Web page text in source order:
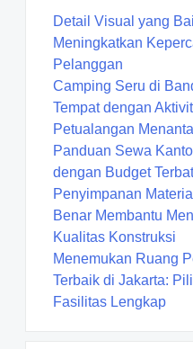
Detail Visual yang
Meningkatkan
Pelanggan
Camping Seru di
Tempat dengan
Petualangan
Panduan Sewa
dengan Budget
Penyimpanan
Benar Membantu
Kualitas Konstruksi
Menemukan Ruang
Terbaik di Jakarta:
Fasilitas Lengkap